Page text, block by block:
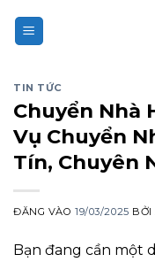
qua
TIN TỨC
Chuyển Nhà
Vụ Chuyển
Tín, Chuyên
ĐĂNG VÀO19/03/2025 BỞI
Bạn đang cần một